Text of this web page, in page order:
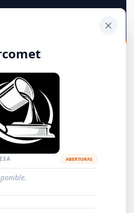
y Siderúrgicas
EMPRESA
ABERTURAS